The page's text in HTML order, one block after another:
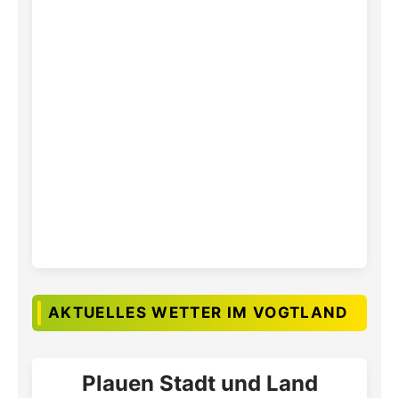
AKTUELLES WETTER IM VOGTLAND
Plauen Stadt und Land